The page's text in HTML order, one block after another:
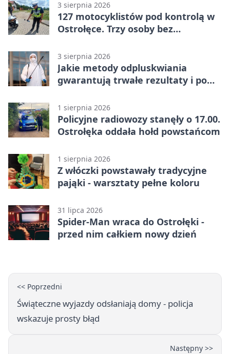
3 sierpnia 2026
127 motocyklistów pod kontrolą w
Ostrołęce. Trzy osoby bez
3 sierpnia 2026
Jakie metody odpluskwiania
gwarantują trwałe rezultaty i po
wykonawcę?
1 sierpnia 2026
Policyjne radiowozy stanęły o 17.00.
Ostrołęka oddała hołd powstańcom
1 sierpnia 2026
Z włóczki powstawały tradycyjne
pająki - warsztaty pełne koloru
31 lipca 2026
Spider-Man wraca do Ostrołęki -
przed nim całkiem nowy dzień
<< Poprzedni
Świąteczne wyjazdy odsłaniają domy - policja
wskazuje prosty błąd
Następny >>